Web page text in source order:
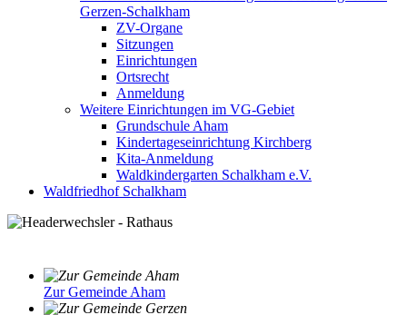
Gerzen-Schalkham
ZV-Organe
Sitzungen
Einrichtungen
Ortsrecht
Anmeldung
Weitere Einrichtungen im VG-Gebiet
Grundschule Aham
Kindertageseinrichtung Kirchberg
Kita-Anmeldung
Waldkindergarten Schalkham e.V.
Waldfriedhof Schalkham
Zur Gemeinde Aham